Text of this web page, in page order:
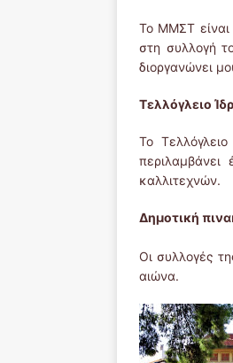
Το ΜΜΣΤ είναι
στη συλλογή
διοργανώνει
Τελλόγλειο
Το
καλλιτεχνών.
Δημοτική
Οι συλλογές
αιώνα.